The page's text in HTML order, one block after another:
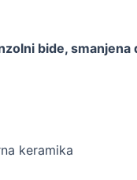
bide, smanjena
keramika